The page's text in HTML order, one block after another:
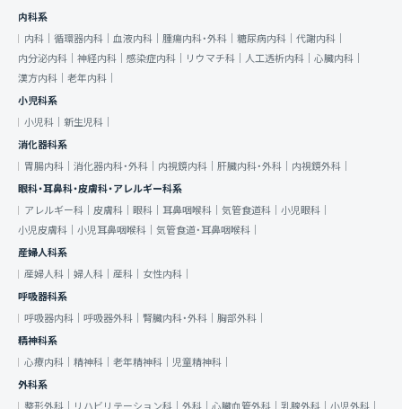
内科系
内科｜ 循環器内科｜ 血液内科｜ 腫瘍内科・外科｜ 糖尿病内科｜ 代謝内科｜
内分泌内科｜ 神経内科｜ 感染症内科｜ リウマチ科｜ 人工透析内科｜ 心臓内科｜
漢方内科｜ 老年内科｜
小児科系
小児科｜ 新生児科｜
消化器科系
胃腸内科｜ 消化器内科・外科｜ 内視鏡内科｜ 肝臓内科・外科｜ 内視鏡外科｜
眼科・耳鼻科・皮膚科・アレルギー科系
アレルギー科｜ 皮膚科｜ 眼科｜ 耳鼻咽喉科｜ 気管食道科｜ 小児眼科｜
小児皮膚科｜ 小児耳鼻咽喉科｜ 気管食道・耳鼻咽喉科｜
産婦人科系
産婦人科｜ 婦人科｜ 産科｜ 女性内科｜
呼吸器科系
呼吸器内科｜ 呼吸器外科｜ 腎臓内科・外科｜ 胸部外科｜
精神科系
心療内科｜ 精神科｜ 老年精神科｜ 児童精神科｜
外科系